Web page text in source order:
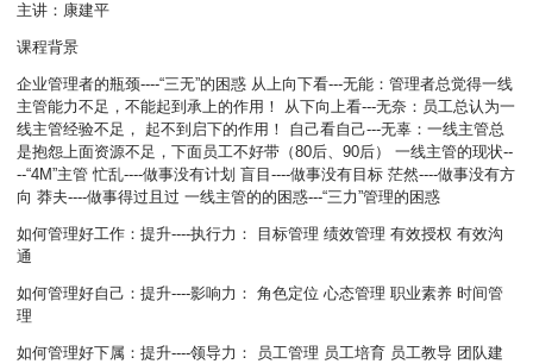
主讲：康建平
课程背景
企业管理者的瓶颈----“三无”的困惑 从上向下看---无能：管理者总觉得一线
主管能力不足，不能起到承上的作用！ 从下向上看---无奈：员工总认为一
线主管经验不足， 起不到启下的作用！ 自己看自己---无辜：一线主管总
是抱怨上面资源不足，下面员工不好带（80后、90后） 一线主管的现状--
--“4M”主管 忙乱----做事没有计划 盲目----做事没有目标 茫然----做事没有方
向 莽夫----做事得过且过 一线主管的的困惑---“三力”管理的困惑
如何管理好工作：提升----执行力： 目标管理 绩效管理 有效授权 有效沟
通
如何管理好自己：提升----影响力： 角色定位 心态管理 职业素养 时间管
理
如何管理好下属：提升----领导力： 员工管理 员工培育 员工教导 团队建